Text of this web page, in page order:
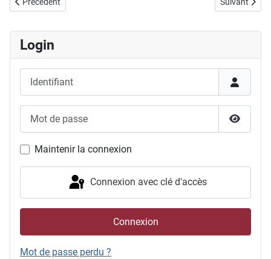
Login
Afficher
Maintenir la connexion
Connexion avec clé d'accès
Connexion
Mot de passe perdu ?